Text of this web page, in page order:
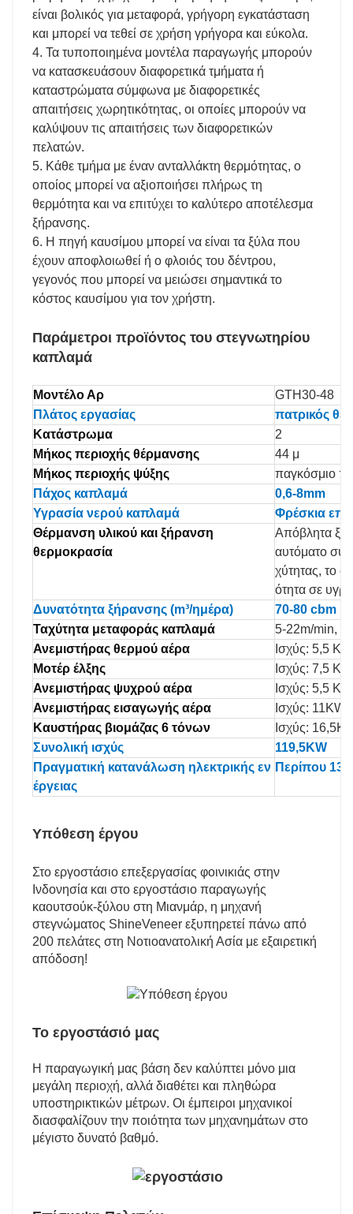
είναι βολικός για μεταφορά, γρήγορη εγκατάσταση
και μπορεί να τεθεί σε χρήση γρήγορα και εύκολα.
4. Τα τυποποιημένα μοντέλα παραγωγής μπορούν
να κατασκευάσουν διαφορετικά τμήματα ή
καταστρώματα σύμφωνα με διαφορετικές
απαιτήσεις χωρητικότητας, οι οποίες μπορούν να
καλύψουν τις απαιτήσεις των διαφορετικών
πελατών.
5. Κάθε τμήμα με έναν ανταλλάκτη θερμότητας, ο
οποίος μπορεί να αξιοποιήσει πλήρως τη
θερμότητα και να επιτύχει το καλύτερο αποτέλεσμα
ξήρανσης.
6. Η πηγή καυσίμου μπορεί να είναι τα ξύλα που
έχουν αποφλοιωθεί ή ο φλοιός του δέντρου,
γεγονός που μπορεί να μειώσει σημαντικά το
κόστος καυσίμου για τον χρήστη.
Παράμετροι προϊόντος του στεγνωτηρίου
καπλαμά
Μοντέλο Αρ
GTH30-48
Πλάτος εργασίας
πατρικός
Κατάστρωμα
2
Μήκος περιοχής θέρμανσης
44 μ
Μήκος περιοχής ψύξης
παγκόσμιο
Πάχος καπλαμά
0,6-8mm
Υγρασία νερού καπλαμά
Φρέσκια
Θέρμανση υλικού και ξήρανση
θερμοκρασία
Απόβλητα
αυτόματο
χύτητας, το
ότητα σε
Δυνατότητα ξήρανσης (m³/ημέρα)
70-80 cbm
Ταχύτητα μεταφοράς καπλαμά
5-22m/min,
Ανεμιστήρας θερμού αέρα
Ισχύς: 5,5
Μοτέρ έλξης
Ισχύς: 7,5
Ανεμιστήρας ψυχρού αέρα
Ισχύς: 5,5
Ανεμιστήρας εισαγωγής αέρα
Ισχύς: 11KW
Καυστήρας βιομάζας 6 τόνων
Ισχύς:
Συνολική ισχύς
119,5KW
Πραγματική κατανάλωση ηλεκτρικής εν
έργειας
Περίπου
Υπόθεση έργου
Στο εργοστάσιο επεξεργασίας φοινικιάς στην
Ινδονησία και στο εργοστάσιο παραγωγής
καουτσούκ-ξύλου στη Μιανμάρ, η μηχανή
στεγνώματος ShineVeneer εξυπηρετεί πάνω από
200 πελάτες στη Νοτιοανατολική Ασία με εξαιρετική
απόδοση!
Το εργοστάσιό μας
Η παραγωγική μας βάση δεν καλύπτει μόνο μια
μεγάλη περιοχή, αλλά διαθέτει και πληθώρα
υποστηρικτικών μέτρων. Οι έμπειροι μηχανικοί
διασφαλίζουν την ποιότητα των μηχανημάτων στο
μέγιστο δυνατό βαθμό.